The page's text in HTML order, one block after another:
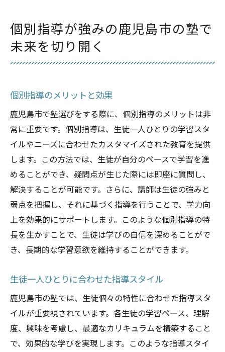
個別指導が強みの鹿児島市の塾で
未来を切り開く
個別指導のメリットと効果
鹿児島市で塾選びをする際に、個別指導のメリットは非
常に重要です。個別指導は、生徒一人ひとりの学習スタ
イルやニーズに合わせたカスタマイズされた教育を提供
します。この方法では、生徒が自分のペースで学習を進
めることができ、疑問点が生じた際には即座に質問し、
解決することが可能です。さらに、講師は生徒の強みと
弱点を把握し、それに基づく指導を行うことで、学力向
上を効果的にサポートします。このような個別指導の特
長を生かすことで、生徒は学びの自信を深めることがで
き、長期的な学習意欲を維持することができます。
生徒一人ひとりに合わせた指導スタイル
鹿児島市の塾では、生徒個々の特性に合わせた指導スタ
イルが重要視されています。各生徒の学習ペース、理解
度、興味を考慮し、最適なカリキュラムを構築すること
で、効果的な学びを実現します。このような指導スタイ